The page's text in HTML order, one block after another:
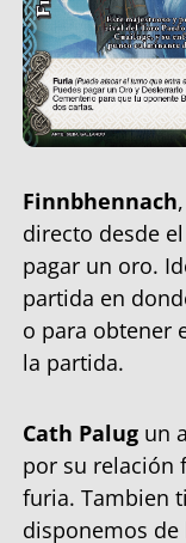
Finnbhennach
directo desde
pagar un oro.
partida en
o para obtener
la partida.
Cath Palug un
por su relación
furia. Tambien
disponemos